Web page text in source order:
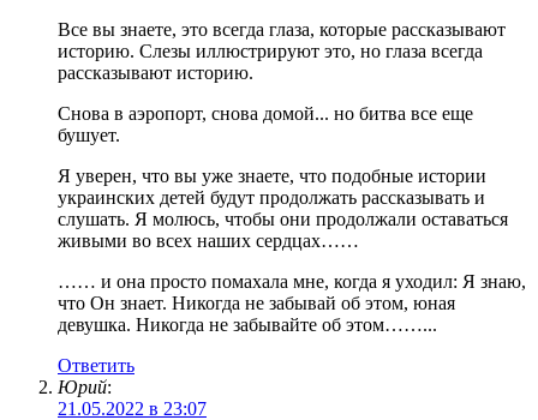
Все вы знаете, это всегда глаза, которые рассказывают
историю. Слезы иллюстрируют это, но глаза всегда
рассказывают историю.
Снова в аэропорт, снова домой... но битва все еще
бушует.
Я уверен, что вы уже знаете, что подобные истории
украинских детей будут продолжать рассказывать и
слушать. Я молюсь, чтобы они продолжали оставаться
живыми во всех наших сердцах……
…… и она просто помахала мне, когда я уходил: Я знаю,
что Он знает. Никогда не забывай об этом, юная
девушка. Никогда не забывайте об этом……...
Ответить
Юрий:
21.05.2022 в 23:07